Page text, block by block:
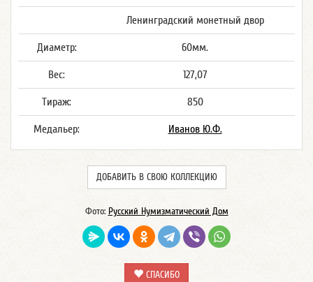
Ленинградский монетный двор
Диаметр: 60мм.
Вес: 127,07
Тираж: 850
Медальер: Иванов Ю.Ф.
ДОБАВИТЬ В СВОЮ КОЛЛЕКЦИЮ
Фото: Русский Нумизматический Дом
СПАСИБО